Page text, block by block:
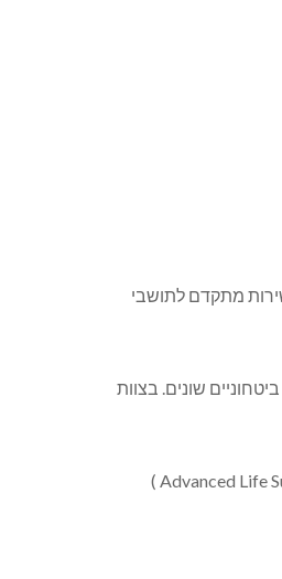
מתקדם לתושבי
שונים. בצוות
יחידת מד”א האזורית כוללת גם ניידת טיפול נמרץ אחת במשמרת ושנייה באחסנה, 4 אופנועים מתוכם שניים ברמת ALS (החייאת מכשירים מתקדמת – Advanced Life Support )